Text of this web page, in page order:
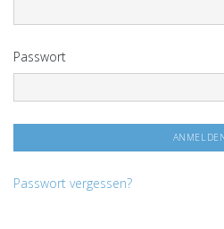
Passwort
Passwort vergessen?